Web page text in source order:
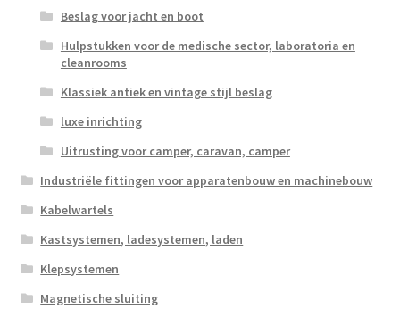
Beslag voor jacht en boot
Hulpstukken voor de medische sector, laboratoria en
cleanrooms
Klassiek antiek en vintage stijl beslag
luxe inrichting
Uitrusting voor camper, caravan, camper
Industriële fittingen voor apparatenbouw en machinebouw
Kabelwartels
Kastsystemen, ladesystemen, laden
Klepsystemen
Magnetische sluiting